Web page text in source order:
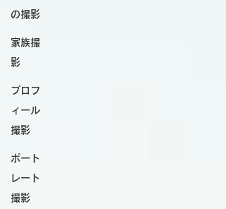
の撮影
家族撮
影
プロフ
ィール
撮影
ポート
レート
撮影